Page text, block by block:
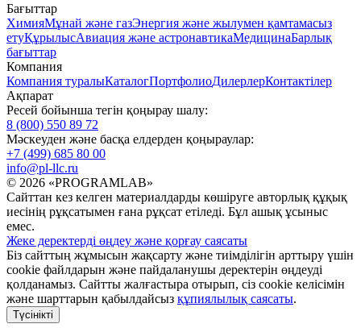
Бағыттар
ХимияМұнай және газЭнергия және жылумен қамтамасыз
етуҚұрылысАвиация және астронавтикаМедицинаБарлық
бағыттар
Компания
Компания туралыКаталогПортфолиоДилерлерКонтактілер
Ақпарат
Ресей бойынша тегін қоңырау шалу:
8 (800) 550 89 72
Мәскеуден және басқа елдерден қоңыраулар:
+7 (499) 685 80 00
info@pl-llc.ru
© 2026 «PROGRAMLAB»
Сайттан кез келген материалдарды көшіруге авторлық құқық
иесінің рұқсатымен ғана рұқсат етіледі. Бұл ашық ұсыныс
емес.
Жеке деректерді өңдеу және қорғау саясаты
Біз сайттың жұмысын жақсарту және тиімділігін арттыру үшін
cookie файлдарын және пайдаланушы деректерін өңдеуді
қолданамыз. Сайтты жалғастыра отырып, сіз cookie келісімін
және шарттарын қабылдайсыз құпиялылық саясаты.
Түсінікті